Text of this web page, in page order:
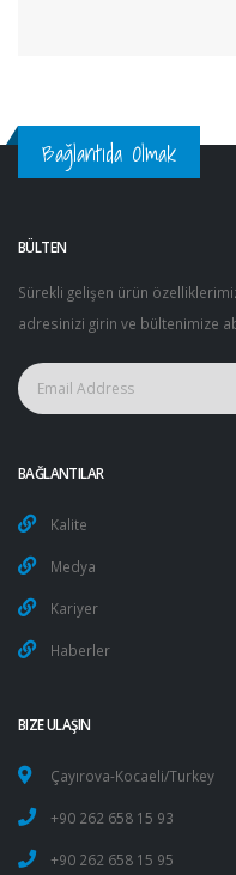
Bağlantıda Olmak
BÜLTEN
Sürekli gelişen ürün
adresinizi girin ve bültenimize
BAĞLANTILAR
Kalite
Medya
Kariyer
Haberler
BIZE ULAŞIN
Çayırova-Kocaeli/Turkey
+90 262 658 15 93
+90 262 658 15 95